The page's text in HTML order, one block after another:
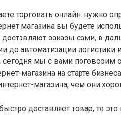
торговать онлайн, нужно
магазина вы будете
доставляют заказы сами, в
до автоматизации логистики
мы с вами поговорим
магазина на старте
магазина, чем они
доставляет товар, то